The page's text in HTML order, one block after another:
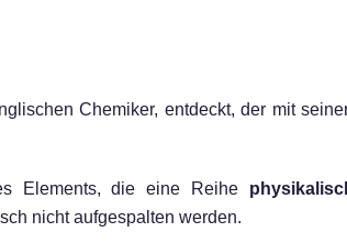
Chemiker, entdeckt, der mit
Elements, die eine Reihe
nicht aufgespalten werden.